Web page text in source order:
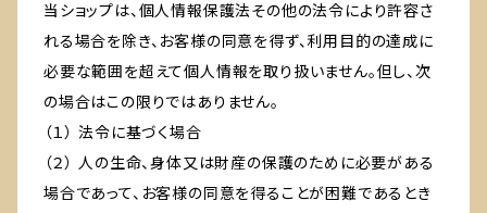
当ショップは、個人情報保護法その他の法令により許容さ
れる場合を除き、お客様の同意を得ず、利用目的の達成に
必要な範囲を超えて個人情報を取り扱いません。但し、次
の場合はこの限りではありません。
（１） 法令に基づく場合
（２） 人の生命、身体又は財産の保護のために必要がある
場合であって、お客様の同意を得ることが困難であるとき